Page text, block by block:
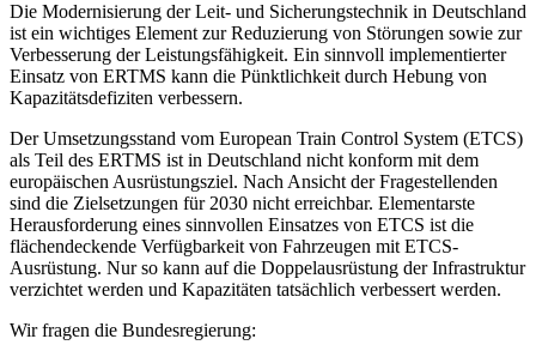
Die Modernisierung der Leit- und Sicherungstechnik in Deutschland
ist ein wichtiges Element zur Reduzierung von Störungen sowie zur
Verbesserung der Leistungsfähigkeit. Ein sinnvoll implementierter
Einsatz von ERTMS kann die Pünktlichkeit durch Hebung von
Kapazitätsdefiziten verbessern.
Der Umsetzungsstand vom European Train Control System (ETCS)
als Teil des ERTMS ist in Deutschland nicht konform mit dem
europäischen Ausrüstungsziel. Nach Ansicht der Fragestellenden
sind die Zielsetzungen für 2030 nicht erreichbar. Elementarste
Herausforderung eines sinnvollen Einsatzes von ETCS ist die
flächendeckende Verfügbarkeit von Fahrzeugen mit ETCS-
Ausrüstung. Nur so kann auf die Doppelausrüstung der Infrastruktur
verzichtet werden und Kapazitäten tatsächlich verbessert werden.
Wir fragen die Bundesregierung: